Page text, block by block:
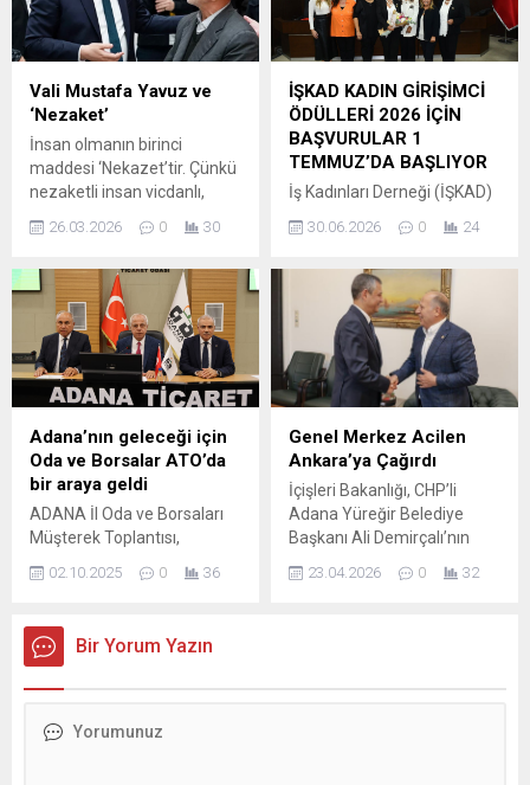
saat 04.00 sıralarında
Seyhan ilçesi Karasoku
Mahallesi’nde meydana
geldi. Necmi A., iddiaya göre;
bir süredir tehdit ve şantaj
sahibi...
geldi. Ramazan ayının
manevi atmosferine uygun
olarak kurulan sofralarda
hemşehrileriyle buluşan
Akkan, dayanışma ve
paylaşma vurgusu yaptı.
Hafta İçi Her Gün Ücretsiz
İftar Başkan Vekili Akkan,
yaptığı açıklamada...
Vali Mustafa Yavuz ve
‘Nezaket’
İnsan olmanın birinci
maddesi ‘Nekazet’tir. Çünkü
nezaketli insan vicdanlı,
yürekli olur. Adana Valimiz
karşısında insan eziliyor
gerçekten. Çok çalışkan,
mütevazi ve güzel kalbi ile
sayın Valimiz inşallah
başarılı olacaktır… Bir insanın
etrafına pozitif enerji
vermesi çok önemlidir. Vali
Mustafa Yavuz ile
karşılaştığınızda eğer bir...
26.03.2026 0 30
İŞKAD KADIN GİRİŞİMCİ
ÖDÜLLERİ 2026 İÇİN
BAŞVURULAR 1
TEMMUZ’DA BAŞLIYOR
İş Kadınları Derneği (İŞKAD)
yıl gerçekleştirilecek İŞKAD
kapsamında Adana, Mersin
ve Doğu Akdeniz
Bölgesi’ndeki başarılı kadın
girişimcilerin, yöneticilerin ve
kadın istihdamına katkı
sunan kurumların
ödüllendirileceğini açıkladı.
Kadınların ekonomik
yaşamın her alanında daha
görünür olması gerektiğini
vurgulayan Gergin, İŞKAD
Kadın Girişimci Ödülleri’nin
girişimcilik...
30.06.2026 0 24
Adana’nın geleceği için
Oda ve Borsalar ATO’da
bir araya geldi
ADANA İl Oda ve Borsaları
Müşterek Toplantısı,
oda ve borsa başkanları,
kurulu üyeleri ve genel
sekreterlerin katılımıyla
ATO Meclis Salonu’nda
02.10.2025 0 36
Genel Merkez Acilen
Ankara’ya Çağırdı
İçişleri Bakanlığı, CHP’li
Adana Yüreğir Belediye
Başkanı Ali Demirçalı’nın
aldığı 5 yıl 3 ay 10 gün hapis
23.04.2026 0 32
Bir Yorum Yazın